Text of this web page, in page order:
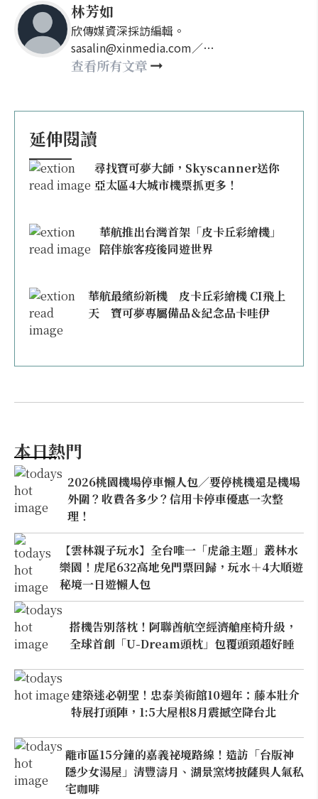
林芳如
欣傳媒資深採訪編輯。
sasalin@xinmedia.com／
happy21917@gmail.com
查看所有文章
延伸閱讀
尋找寶可夢大師，Skyscanner送你
亞太區4大城市機票抓更多！
華航推出台灣首架「皮卡丘彩繪機」
陪伴旅客疫後同遊世界
華航最繽紛新機 皮卡丘彩繪機 CI飛上
天 寶可夢專屬備品＆紀念品卡哇伊
本日熱門
2026桃園機場停車懶人包／要停桃機還是機場
外圍？收費各多少？信用卡停車優惠一次整
理！
【雲林親子玩水】全台唯一「虎爺主題」叢林水
樂園！虎尾632高地免門票回歸，玩水＋4大順遊
秘境一日遊懶人包
搭機告別落枕！阿聯酋航空經濟艙座椅升級，
全球首創「U-Dream頭枕」包覆頭頸超好睡
建築迷必朝聖！忠泰美術館10週年：藤本壯介
特展打頭陣，1:5大屋根8月震撼空降台北
離市區15分鐘的嘉義祕境路線！造訪「台版神
隱少女湯屋」清豐濤月、湖景窯烤披薩與人氣私
宅咖啡